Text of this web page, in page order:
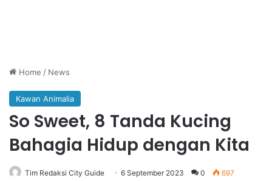
Home / News
Kawan Animalia
So Sweet, 8 Tanda Kucing
Bahagia Hidup dengan Kita
Tim Redaksi City Guide 6 September 2023 0 697